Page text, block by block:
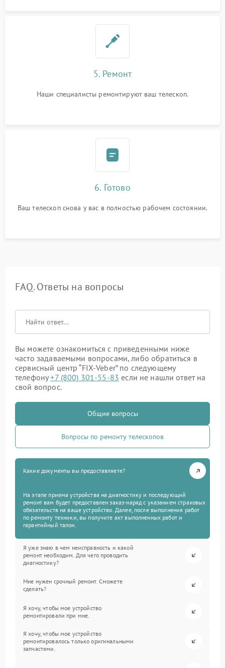
5. Ремонт
Наши специалисты ремонтируют ваш телескоп.
6. Готово
Ваш телескоп снова у вас в полностью рабочем состоянии.
FAQ. Ответы на вопросы
Вы можете ознакомиться с приведенными ниже
часто задаваемыми вопросами, либо обратиться в
сервисный центр “FIX-Veber” по следующему
телефону+7 (800) 301-55-83 если не нашли ответ на
свой вопрос.
Общие вопросы
Вопросы по ремонту телескопов
Какие документы вы предоставляете?
На этапе приема устройства на диагностику и последующий
ремонт вам будет предоставлен заказ-наряд с указанием страховых
обязательств на ваше устройство. Далее, после выполнения работ
по ремонту техники, вы получите акт выполненных работ и
гарантийный талон.
Я уже знаю в чем неисправность и какой
ремонт необходим. Для чего проводить
диагностику?
Мне нужен срочный ремонт. Сможете
сделать?
Я хочу, чтобы мое устройство
ремонтировали при мне.
Я хочу, чтобы мое устройство
ремонтировалось только оригинальными
запчастями.